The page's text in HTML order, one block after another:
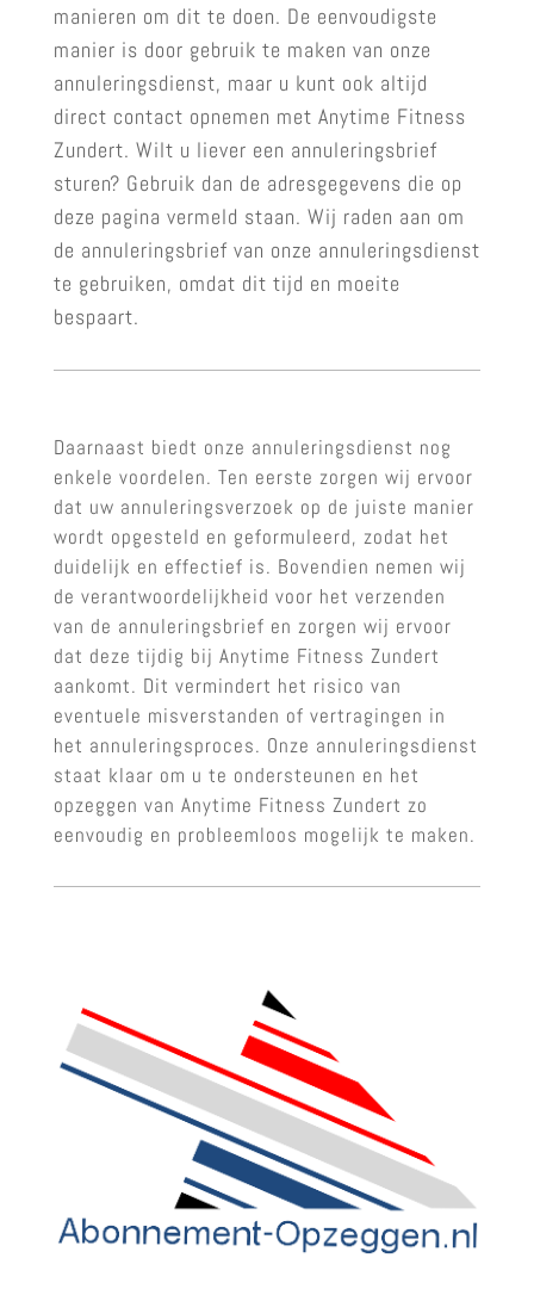
manieren om dit te doen. De eenvoudigste
manier is door gebruik te maken van onze
annuleringsdienst, maar u kunt ook altijd
direct contact opnemen met Anytime Fitness
Zundert. Wilt u liever een annuleringsbrief
sturen? Gebruik dan de adresgegevens die op
deze pagina vermeld staan. Wij raden aan om
de annuleringsbrief van onze annuleringsdienst
te gebruiken, omdat dit tijd en moeite
bespaart.
Daarnaast biedt onze annuleringsdienst nog
enkele voordelen. Ten eerste zorgen wij ervoor
dat uw annuleringsverzoek op de juiste manier
wordt opgesteld en geformuleerd, zodat het
duidelijk en effectief is. Bovendien nemen wij
de verantwoordelijkheid voor het verzenden
van de annuleringsbrief en zorgen wij ervoor
dat deze tijdig bij Anytime Fitness Zundert
aankomt. Dit vermindert het risico van
eventuele misverstanden of vertragingen in
het annuleringsproces. Onze annuleringsdienst
staat klaar om u te ondersteunen en het
opzeggen van Anytime Fitness Zundert zo
eenvoudig en probleemloos mogelijk te maken.